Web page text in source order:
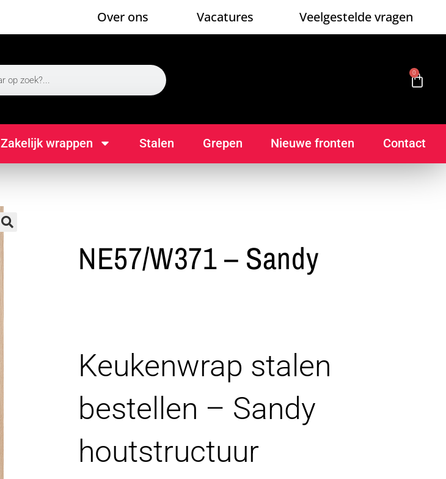
Over ons Vacatures Veelgestelde vragen
0
Zakelijk wrappen Stalen Grepen Nieuwe fronten Contact
🔍 NE57/W371 – Sandy
Keukenwrap stalen
bestellen – Sandy
houtstructuur